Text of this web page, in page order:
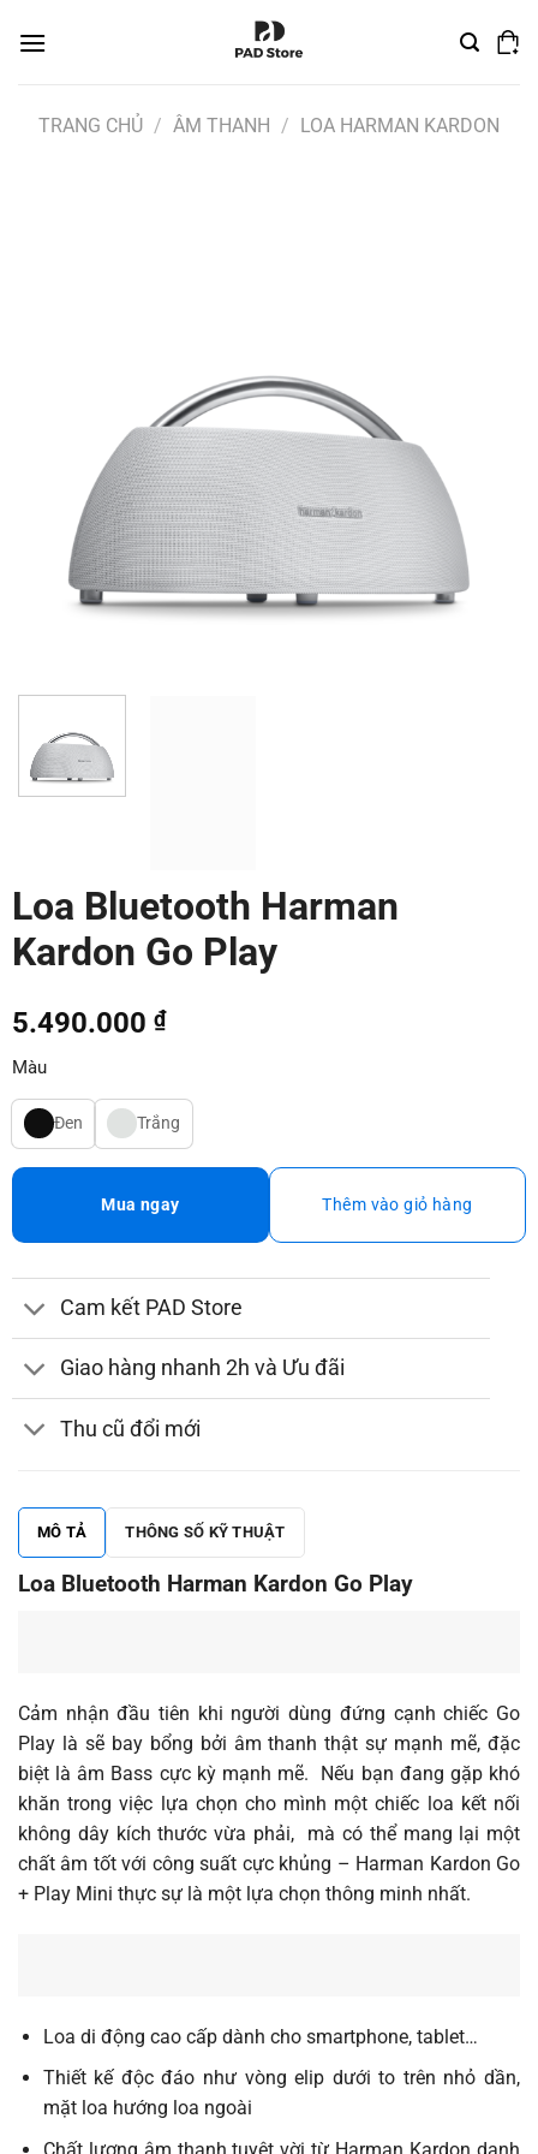
đến
TRANG CHỦ / ÂM THANH / LOA HARMAN KARDON
Loa Bluetooth Harman
Kardon Go Play
5.490.000 ₫
Màu
Đen Trắng
Thêm vào giỏ hàng
Mua ngay
Cam kết PAD Store
Giao hàng nhanh 2h và Ưu đãi
Thu cũ đổi mới
MÔ TẢ THÔNG SỐ KỸ THUẬT
Loa Bluetooth Harman Kardon Go Play
Cảm nhận đầu tiên khi người dùng đứng cạnh chiếc Go
Play là sẽ bay bổng bởi âm thanh thật sự mạnh mẽ, đặc
biệt là âm Bass cực kỳ mạnh mẽ. Nếu bạn đang gặp khó
khăn trong việc lựa chọn cho mình một chiếc loa kết nối
không dây kích thước vừa phải, mà có thể mang lại một
chất âm tốt với công suất cực khủng – Harman Kardon Go
+ Play Mini thực sự là một lựa chọn thông minh nhất.
Loa di động cao cấp dành cho smartphone, tablet…
Thiết kế độc đáo như vòng elip dưới to trên nhỏ dần,
mặt loa hướng loa ngoài